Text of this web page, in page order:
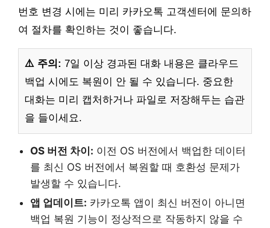
번호 변경 시에는 미리 카카오톡 고객센터에 문의하
여 절차를 확인하는 것이 좋습니다.
⚠️ 주의: 7일 이상 경과된 대화 내용은 클라우드
백업 시에도 복원이 안 될 수 있습니다. 중요한
대화는 미리 캡처하거나 파일로 저장해두는 습관
을 들이세요.
OS 버전 차이: 이전 OS 버전에서 백업한 데이터
를 최신 OS 버전에서 복원할 때 호환성 문제가
발생할 수 있습니다.
앱 업데이트: 카카오톡 앱이 최신 버전이 아니면
백업 복원 기능이 정상적으로 작동하지 않을 수